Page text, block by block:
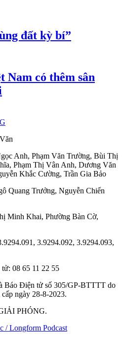
đất kỳ bí”
Nam có thêm sân
Anh, Phạm Văn Trường, Bùi Thị
, Phạm Thị Vân Anh, Dương Văn
Khắc Cường, Trần Gia Bảo
Quang Trưởng, Nguyễn Chiến
Minh Khai, Phường Bàn Cờ,
3.9294.092, 3.9294.093,
tử: 08 65 11 22 55
Báo Điện tử số 305/GP-BTTTT do
ngày 28-8-2023.
PHÓNG.
/ Longform Podcast